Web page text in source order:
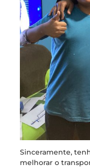
Sinceramente,
melhorar o